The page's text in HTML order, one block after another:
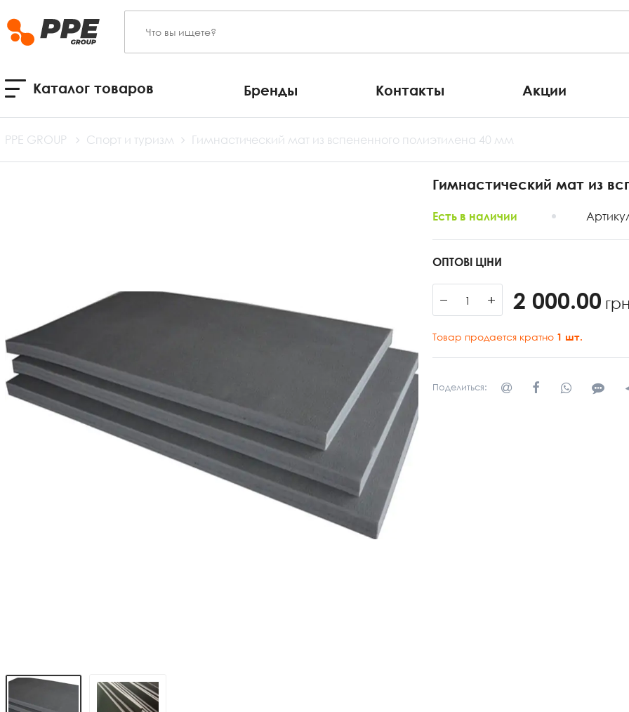
Каталог товаров Бренды Контакты Акции
PPE GROUP Спорт и туризм Гимнастический мат из вспененного полиэтилена 40 мм
Гимнастический мат из
Есть в наличии
ОПТОВІ ЦІНИ
− + 2 000.00
Товар продается кратно 1 шт.
Поделиться: